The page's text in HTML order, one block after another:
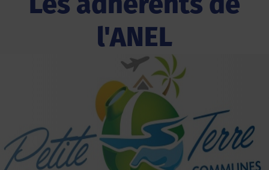
l'ANEL